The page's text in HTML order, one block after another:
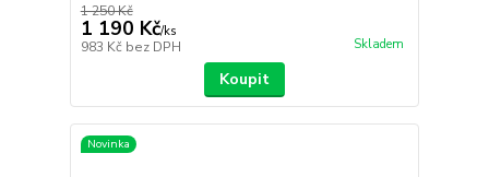
1 250 Kč
1 190 Kč/ks
983 Kč bez DPH Skladem
Koupit
Novinka